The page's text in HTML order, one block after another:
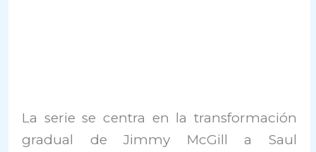
La serie se centra en la transformación
gradual de Jimmy McGill a Saul